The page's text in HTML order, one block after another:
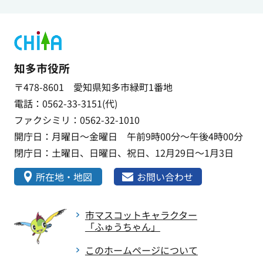
知多市役所
〒478-8601 愛知県知多市緑町1番地
電話：0562-33-3151(代)
ファクシミリ：0562-32-1010
開庁日：月曜日～金曜日 午前9時00分～午後4時00分
閉庁日：土曜日、日曜日、祝日、12月29日～1月3日
所在地・地図
お問い合わせ
市マスコットキャラクター
「ふゅうちゃん」
このホームページについて